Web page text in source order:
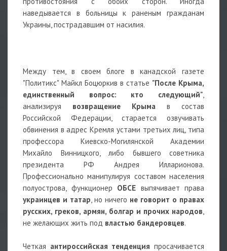
наведывается в больницы к раненым гражданам
Украины, пострадавшим от насилия.
Между тем, в своем блоге в канадской газете
"Политикс" Майкл Боцюркив в статье "После Крыма,
единственный вопрос: кто следующий",
анализируя возвращение Крыма в состав
Российской Федерации, старается озвучивать
обвинения в адрес Кремля устами третьих лиц, типа
профессора Киевско-Могилянской Академии
Михайло Винницкого, либо бывшего советника
президента РФ Андрея Илларионова.
Профессионально манипулируя составом населения
полуострова, функционер ОБСЕ выпячивает права
украинцев и татар, но ничего не говорит о правах
русских, греков, армян, болгар и прочих народов,
не желающих жить под властью бандеровцев.
Четкая антироссийская тенденция просачивается